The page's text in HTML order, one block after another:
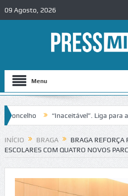
09 Agosto, 2026
Menu
“Inaceitável”. Liga para a
Alcobaça Igreja do Castelo de
INÍCIO BRAGA
BRAGA REFORÇA
ESCOLARES COM QUATRO NOVOS